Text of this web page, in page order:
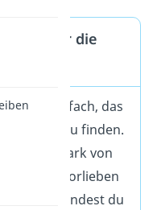
für die
immer einfach, das
zu finden.
hängt stark von
und Vorlieben
ab. Hier findest du